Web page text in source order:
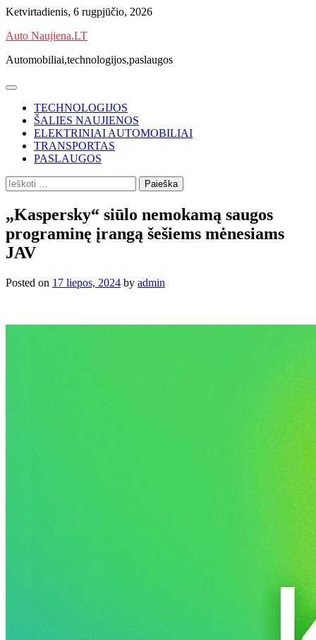
Skip
content
Ketvirtadienis, 6 rugpjūčio, 2026
Auto Naujiena.LT
Automobiliai,technologijos,paslaugos
TECHNOLOGIJOS
ŠALIES NAUJIENOS
ELEKTRINIAI AUTOMOBILIAI
TRANSPORTAS
PASLAUGOS
Ieškoti:
„Kaspersky“ siūlo nemokamą saugos
programinę įrangą šešiems mėnesiams
JAV
Posted on 17 liepos, 2024 by admin